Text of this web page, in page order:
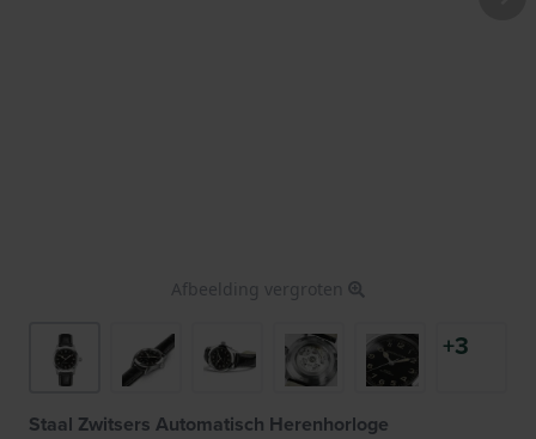
Afbeelding vergroten
+3
Staal Zwitsers Automatisch Herenhorloge